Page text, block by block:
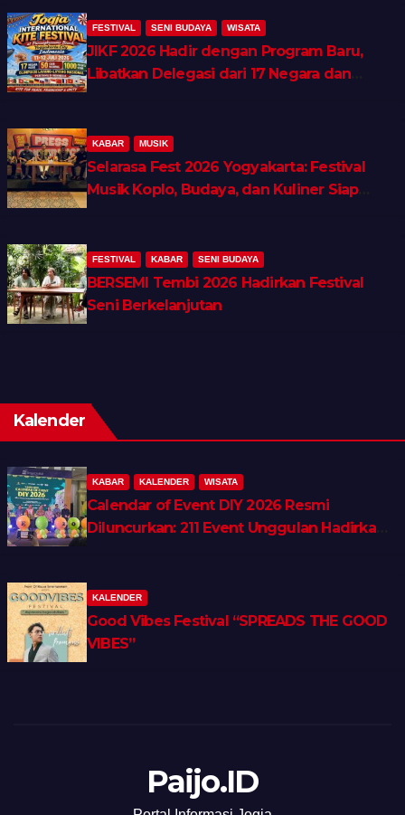
FESTIVAL SENI BUDAYA WISATA
JIKF 2026 Hadir dengan Program Baru,
Libatkan Delegasi dari 17 Negara dan
KABAR MUSIK
Selarasa Fest 2026 Yogyakarta: Festival
Musik Koplo, Budaya, dan Kuliner Siap
FESTIVAL KABAR SENI BUDAYA
BERSEMI Tembi 2026 Hadirkan Festival
Seni Berkelanjutan
Kalender
KABAR KALENDER WISATA
Calendar of Event DIY 2026 Resmi
Diluncurkan: 211 Event Unggulan Hadirkan
KALENDER
Good Vibes Festival “SPREADS THE GOOD
VIBES”
Paijo.ID